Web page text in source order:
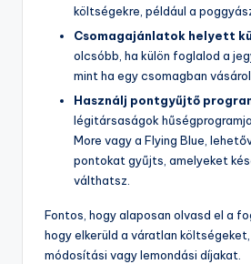
költségekre, például a
Csomagajánlatok helyett
olcsóbb, ha külön foglalod a
mint ha egy csomagban
Használj pontgyűjtő
légitársaságok
More vagy a Flying Blue,
pontokat gyűjts, amelyeket
válthatsz.
Fontos, hogy alaposan olvasd el a
hogy elkerüld a váratlan
módosítási vagy lemondási díjakat.